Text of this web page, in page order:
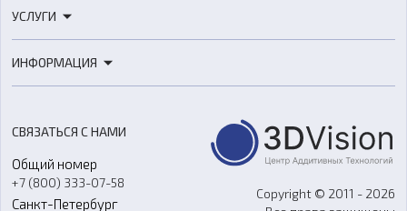
3D-сканеры
Расходные материалы
Оборудование и материалы для вакуумного литья
Аксессуары и прочее оборудование
Программное обеспечение
УСЛУГИ
3D-моделирование
Ремонт и услуги
ИНФОРМАЦИЯ
О компании
Контакты
СВЯЗАТЬСЯ С НАМИ
Общий номер
+7 (800) 333-07-58
Санкт-Петербург
Copyright © 2011 - 2026